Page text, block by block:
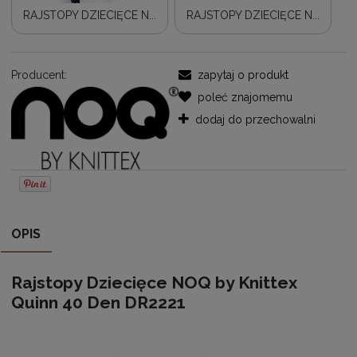
RAJSTOPY DZIECIĘCE N... RAJSTOPY DZIECIĘCE N...
Producent:
zapytaj o produkt
poleć znajomemu
dodaj do przechowalni
OPIS
Rajstopy Dziecięce NOQ by Knittex
Quinn 40 Den DR2221